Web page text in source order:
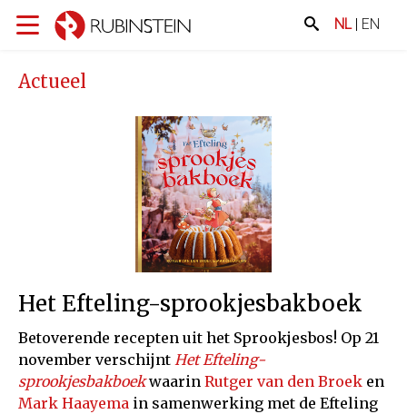
NL| EN
Actueel
Het Efteling-sprookjesbakboek
Betoverende recepten uit het Sprookjesbos! Op 21
november verschijnt Het Efteling-
sprookjesbakboekwaarin Rutger van den Broek en
Mark Haayema in samenwerking met de Efteling